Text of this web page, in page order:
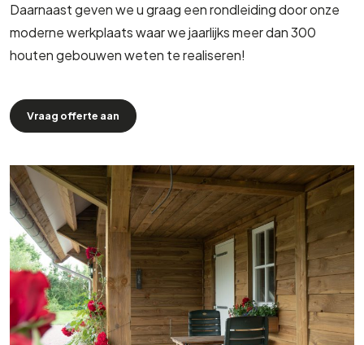
Daarnaast geven we u graag een rondleiding door onze
moderne werkplaats waar we jaarlijks meer dan 300
houten gebouwen weten te realiseren!
Vraag offerte aan